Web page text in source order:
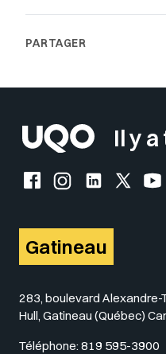
Il y
Facebook de l'UQO
Instagram de
LinkedIn de
X
Gatineau
283, boulevard Alexandre-
Hull, Gatineau (Québec)
Téléphone: 819 595-3900